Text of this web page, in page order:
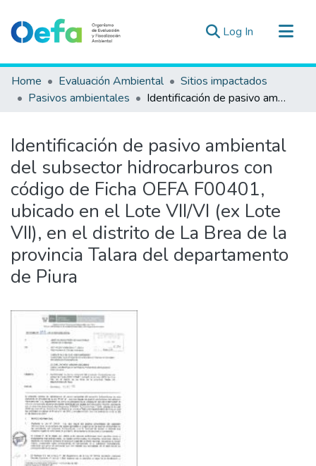
Log In (current)
Communities & Collections
All of DSpace
Estad. Externas
Guias ▾
Home Evaluación Ambiental
Sitios impactados
Pasivos ambientales
Identificación de pasivo ambiental del subsector hidrocarburos con código de Ficha OEFA F00401, ubicado en el Lote VII/VI (ex Lote VII), en el distrito de La Brea de la provincia Talara del departamento de Piura
Identificación de pasivo ambiental
del subsector hidrocarburos con
código de Ficha OEFA F00401,
ubicado en el Lote VII/VI (ex Lote
VII), en el distrito de La Brea de la
provincia Talara del departamento
de Piura